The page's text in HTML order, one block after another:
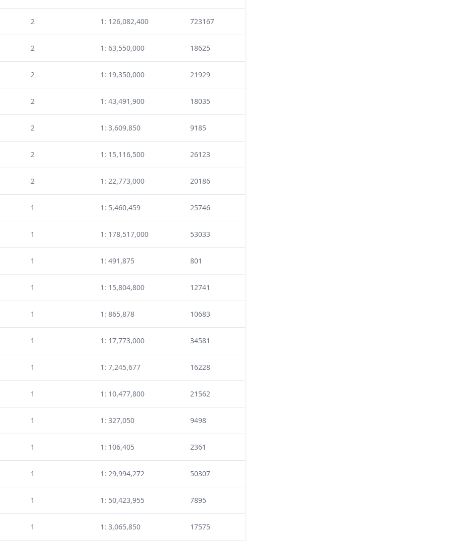
2 1: 126,082,400 723167
2 1: 63,550,000 18625
2 1: 19,350,000 21929
2 1: 43,491,900 18035
2 1: 3,609,850 9185
2 1: 15,116,500 26123
2 1: 22,773,000 20186
1 1: 5,460,459 25746
1 1: 178,517,000 53033
1 1: 491,875 801
1 1: 15,804,800 12741
1 1: 865,878 10683
1 1: 17,773,000 34581
1 1: 7,245,677 16228
1 1: 10,477,800 21562
1 1: 327,050 9498
1 1: 106,405 2361
1 1: 29,994,272 50307
1 1: 50,423,955 7895
1 1: 3,065,850 17575